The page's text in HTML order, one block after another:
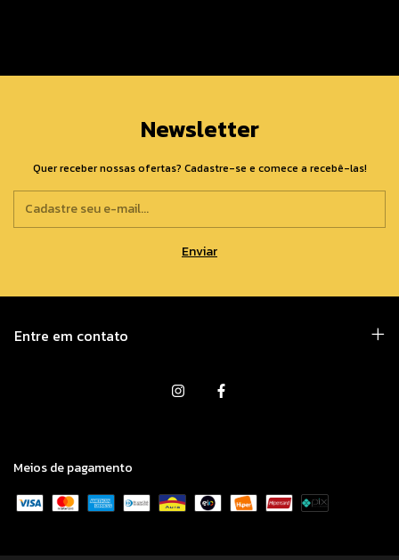
Newsletter
Quer receber nossas ofertas? Cadastre-se e comece a recebê-las!
Entre em contato
Meios de pagamento